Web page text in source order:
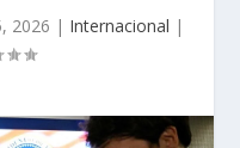
2026 | Internacional |